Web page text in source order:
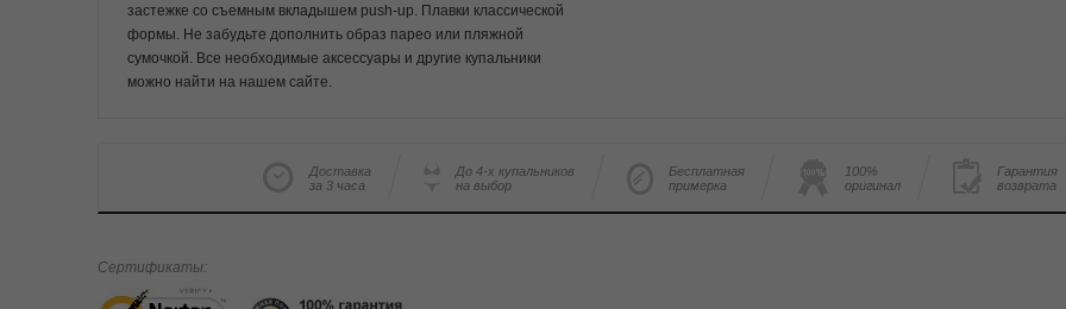
застежке со съемным вкладышем push-up. Плавки классической
формы. Не забудьте дополнить образ парео или пляжной
сумочкой. Все необходимые аксессуары и другие купальники
можно найти на нашем сайте.
Доставка
за 3 часа
До 4-х купальников
на выбор
Бесплатная
примерка
100%
оригинал
Гарантия
возврата
Сертификаты: